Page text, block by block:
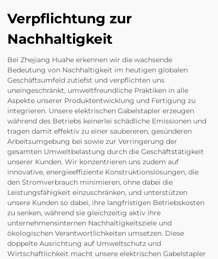
Verpflichtung zur
Nachhaltigkeit
Bei Zhejiang Huahe erkennen wir die wachsende
Bedeutung von Nachhaltigkeit im heutigen globalen
Geschäftsumfeld zutiefst und verpflichten uns
uneingeschränkt, umweltfreundliche Praktiken in alle
Aspekte unserer Produktentwicklung und Fertigung zu
integrieren. Unsere elektrischen Gabelstapler erzeugen
während des Betriebs keinerlei schädliche Emissionen und
tragen damit effektiv zu einer saubereren, gesünderen
Arbeitsumgebung bei sowie zur Verringerung der
gesamten Umweltbelastung durch die Geschäftstätigkeit
unserer Kunden. Wir konzentrieren uns zudem auf
innovative, energieeffiziente Konstruktionslösungen, die
den Stromverbrauch minimieren, ohne dabei die
Leistungsfähigkeit einzuschränken, und unterstützen
unsere Kunden so dabei, ihre langfristigen Betriebskosten
zu senken, während sie gleichzeitig aktiv ihre
unternehmensinternen Nachhaltigkeitsziele und
ökologischen Verantwortlichkeiten umsetzen. Diese
doppelte Ausrichtung auf Umweltschutz und
Wirtschaftlichkeit macht unsere elektrischen Gabelstapler